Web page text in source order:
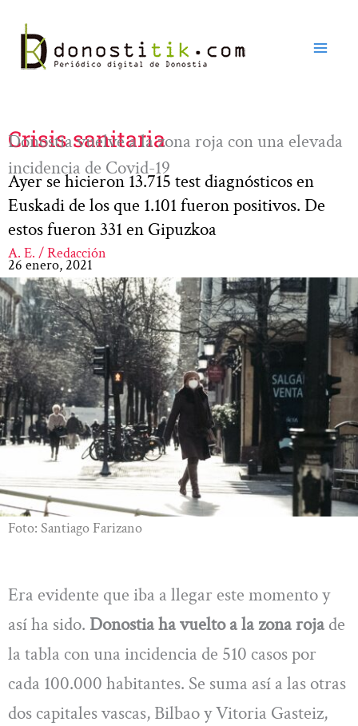
contenido
Crisis sanitaria
Donostia vuelve a la zona roja con una elevada
incidencia de Covid-19
Ayer se hicieron 13.715 test diagnósticos en
Euskadi de los que 1.101 fueron positivos. De
estos fueron 331 en Gipuzkoa
A. E. / Redacción
26 enero, 2021
Foto: Santiago Farizano
Era evidente que iba a llegar este momento y
así ha sido. Donostia ha vuelto a la zona rojade
la tabla con una incidencia de 510 casos por
cada 100.000 habitantes. Se suma así a las otras
dos capitales vascas, Bilbao y Vitoria Gasteiz,